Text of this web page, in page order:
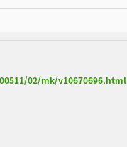
02/mk/v10670696.html